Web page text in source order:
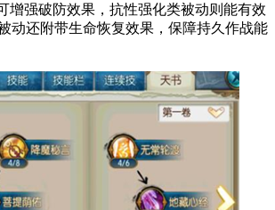
增强破防效果，抗性强化类被动则能有效
动还附带生命恢复效果，保障持久作战能